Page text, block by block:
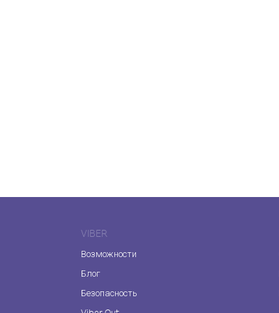
VIBER
Возможности
Блог
Безопасность